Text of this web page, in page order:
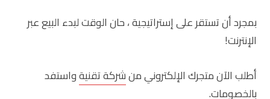
بمجرد أن تستقر على إستراتيجية ، حان الوقت لبدء البيع عبر
الإنترنت!
أطلب الآن متجرك الإلكتروني منشركة تقنيةواستفد
بالخصومات.